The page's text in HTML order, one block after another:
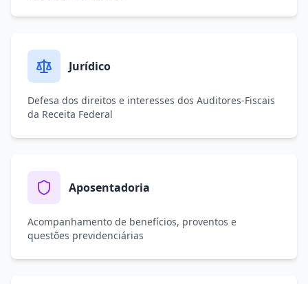
Jurídico
Defesa dos direitos e interesses dos Auditores-Fiscais
da Receita Federal
Aposentadoria
Acompanhamento de benefícios, proventos e
questões previdenciárias